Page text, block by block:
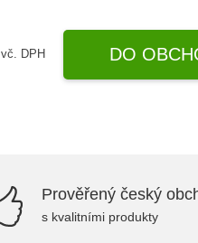
vč. DPH DO
Prověřený český
s kvalitními produkty